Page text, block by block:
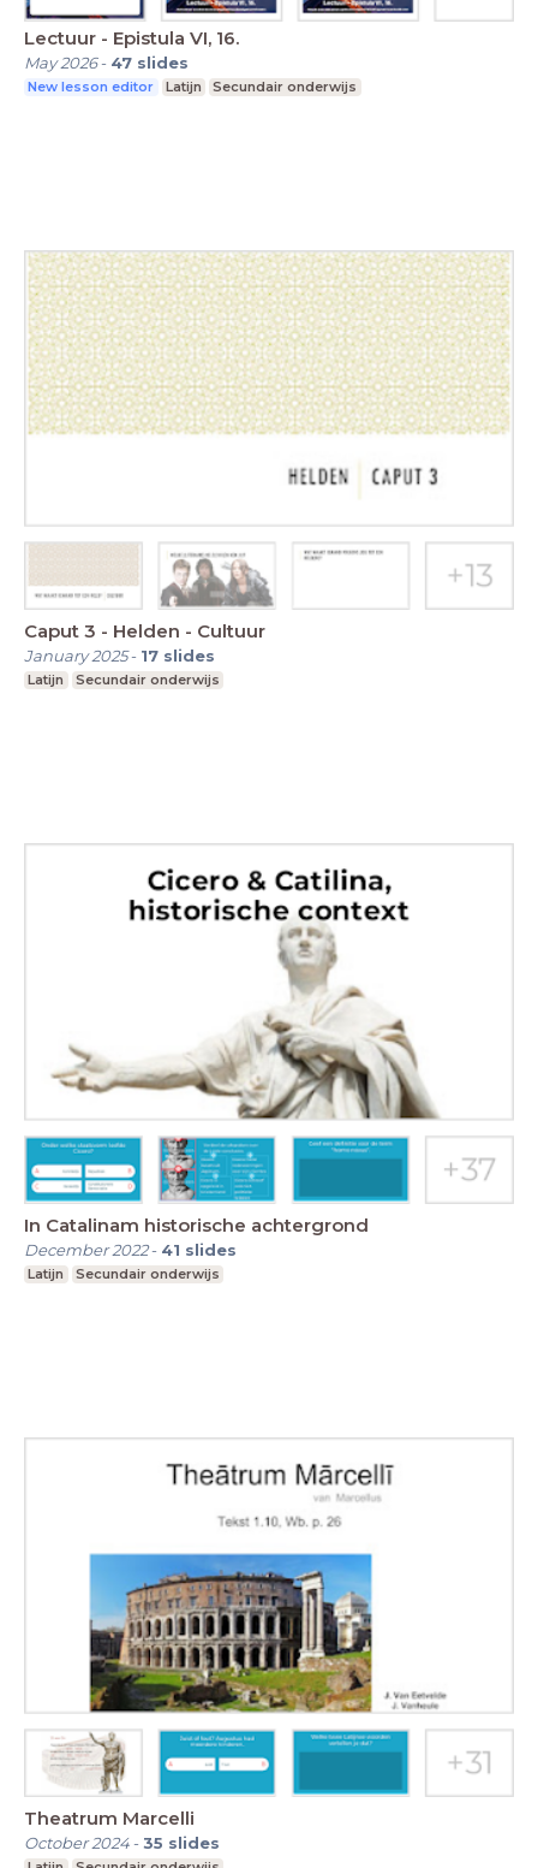
Lectuur - Epistula VI, 16.
May 2026- 47 slides
New lesson editor Latijn Secundair onderwijs
Caput 3 - Helden - Cultuur
January 2025- 17 slides
Latijn Secundair onderwijs
In Catalinam historische achtergrond
December 2022- 41 slides
Latijn Secundair onderwijs
Theatrum Marcelli
October 2024-35 slides